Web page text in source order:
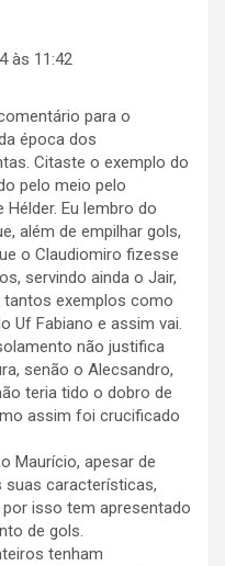
às 11:42
para o
época dos
Citaste o exemplo do
pelo meio pelo
Hélder. Eu lembro do
além de empilhar gols,
o Claudiomiro fizesse
servindo ainda o Jair,
tantos exemplos como
Uf Fabiano e assim vai.
não justifica
senão o Alecsandro,
teria tido o dobro de
assim foi crucificado
Maurício, apesar de
suas características,
isso tem apresentado
de gols.
tenham